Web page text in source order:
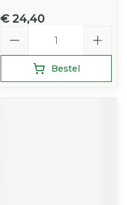
€ 24,40
Bestel